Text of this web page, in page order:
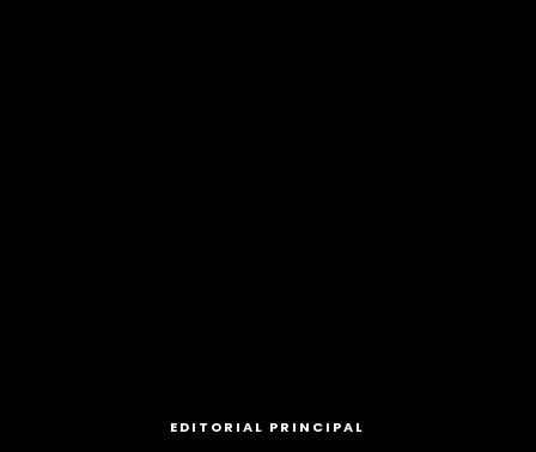
EDITORIAL PRINCIPAL